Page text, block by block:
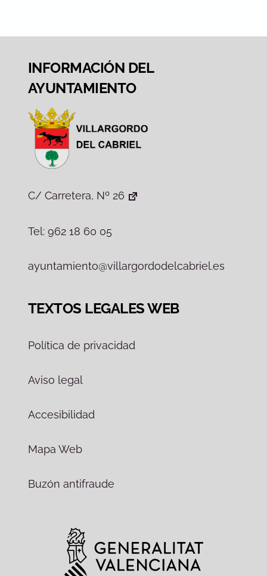
INFORMACIÓN DEL
AYUNTAMIENTO
C/ Carretera, Nº 26
Tel: 962 18 60 05
ayuntamiento@villargordodelcabriel.es
TEXTOS LEGALES WEB
Política de privacidad
Aviso legal
Accesibilidad
Mapa Web
Buzón antifraude